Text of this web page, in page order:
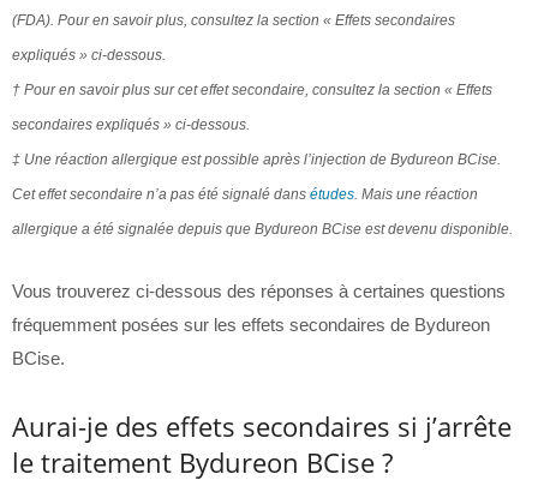
(FDA). Pour en savoir plus, consultez la section « Effets secondaires
expliqués » ci-dessous.
† Pour en savoir plus sur cet effet secondaire, consultez la section « Effets
secondaires expliqués » ci-dessous.
‡ Une réaction allergique est possible après l’injection de Bydureon BCise.
Cet effet secondaire n’a pas été signalé dans études. Mais une réaction
allergique a été signalée depuis que Bydureon BCise est devenu disponible.
Vous trouverez ci-dessous des réponses à certaines questions
fréquemment posées sur les effets secondaires de Bydureon
BCise.
Aurai-je des effets secondaires si j’arrête
le traitement Bydureon BCise ?